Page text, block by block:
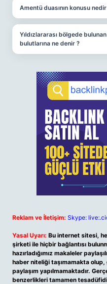
Amentü duasının konusu nedir
Yıldızlararası bölgede
bulutlarına ne denir ?
Reklam ve İletişim: Skype:
Yasal Uyarı: Bu internet sitesi,
şirketi ile hiçbir bağlantısı
hazırladığımız makaleler
haber niteliği taşımamakta
paylaşım yapılmamaktadır.
benzerlikleri tamamen